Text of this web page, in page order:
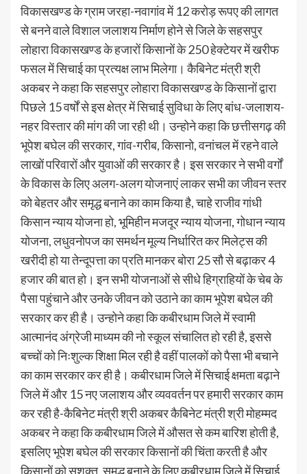
विकासखण्ड के ग्राम जरहा-नवागांव में 12 करोड़ रूपए की लागत
से बनने वाले विशाल जलाशय निर्माण होने से जिले के सहसपुर
लोहारा विकासखण्ड के हजारों किसानों के 250 हेक्टेयर में खरीफ
फसल में सिचाई का प्रत्यक्ष लाभ मिलेगा। कैबिनेट मंत्री श्री
अकबर ने कहा कि सहसपुर लोहारा विकासखण्ड के किसानों द्वारा
पिछले 15 वर्षों से इस क्षेत्र में सिचाई सुविधा के लिए बांध-जलाशय-
नहर विस्तार की मांग की जा रही थी। उन्होने कहा कि छत्तीसगढ़ की
भूपेश बघेल की सरकार, गांव-गरीब, किसानो, वनांचल में रहने वाले
लाखों परिवारों और युवाओं की सरकार है। इस सरकार ने सभी वर्गों
के विकास के लिए अलग-अलग योजनाएं लाकर सभी का जीवन स्तर
को बेहतर और समृद्ध बनाने का काम किया है, चाहे राजीव गांधी
किसान न्याय योजना हो, भूमिहीन मजदूर न्याय योजना, गोधान न्याय
योजना, लधुवनोपज का समर्थन मूल्य निर्धारित कर मिलेट्स की
खरीदी हो या तेन्दूपत्ता का प्रति मानकर बोरा 25 सौ से बढ़ाकर 4
हजार की बात हो। इन सभी योजनाओं से सीधे हिग्राहियों के चेब के
पैसा पहुंचाने और उनके जीवन को उठाने का काम भूपेश बघेल की
सरकार कर ही है। उन्होने कहा कि कबीरधाम जिले में स्वामी
आत्मानंद अंग्रेजी माध्यम की नो स्कूल संचालित हो रही है, इससे
बच्चों को निःशुल्क शिक्षा मिल रही है वहीं पालकों को पैसा भी बचाने
का काम सरकार कर ही है। कबीरधाम जिले में सिचाई क्षमता बढ़ाने
जिले में और 15 नए जलाशय और व्यववर्तन पर हमारी सरकार काम
कर रही है-कैबिनेट मंत्री श्री अकबर कैबिनेट मंत्री श्री मोहम्मद
अकबर ने कहा कि कबीरधाम जिले में औसत से कम बारिश होती है,
इसलिए भूपेश बघेल की सरकार किसानों की चिंता करती है और
किसानों को सशक्त, समृद्ध बनाने के लिए कबीरधाम जिले में सिचाई